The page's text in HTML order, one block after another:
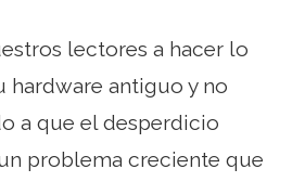
lectores a hacer lo
hardware antiguo y no
a que el desperdicio
problema creciente que